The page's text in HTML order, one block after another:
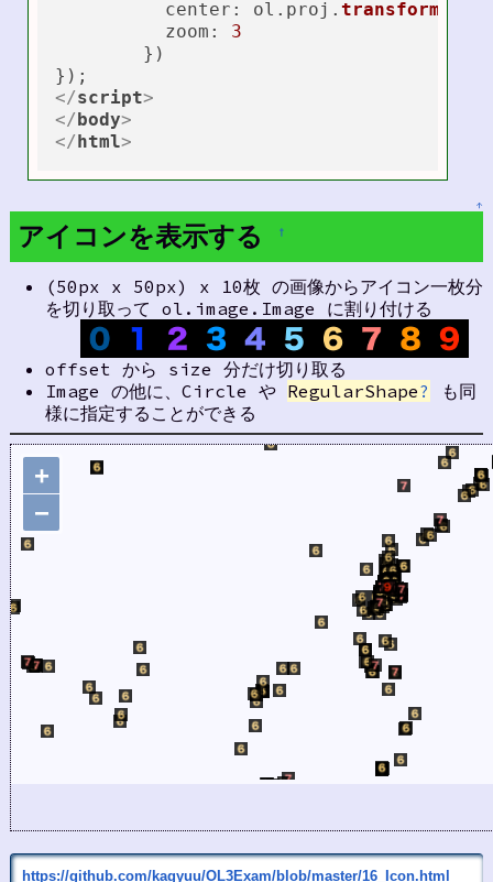
center : ol. proj . transform
zoom : 3
</script>
</body>
</html>
↑
アイコンを表示する †
(50px x 50px) x 10枚 の画像からアイコン一枚分
を切り取って ol.image.Image に割り付ける
offset から size 分だけ切り取る
Image の他に、Circle や RegularShape?
も同
様に指定することができる
https://github.com/kagyuu/OL3Exam/blob/master/16_Icon.html